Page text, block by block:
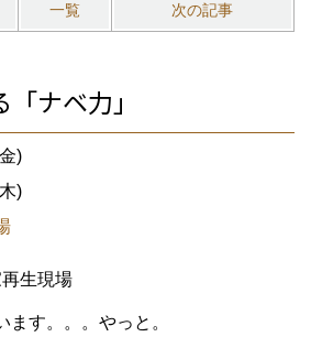
一覧 次の記事
ナベ力」
)
)
生現場
す。。。やっと。